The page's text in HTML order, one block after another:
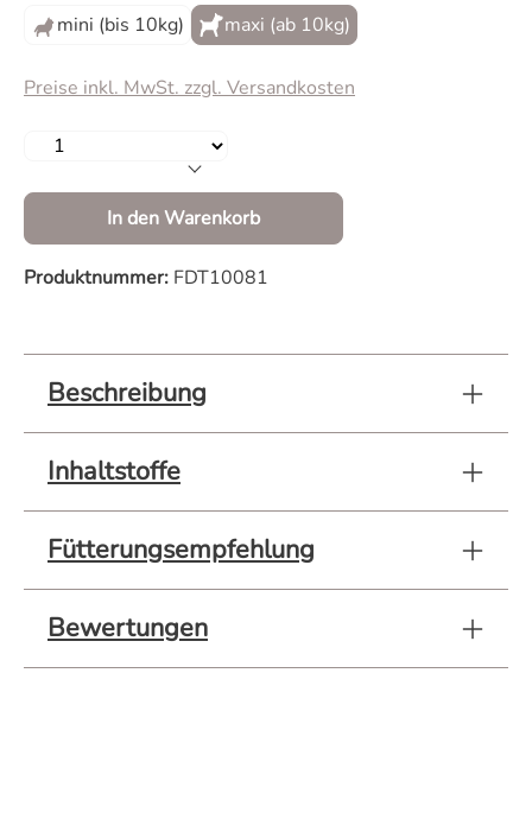
mini (bis 10kg)
maxi (ab 10kg)
Preise inkl. MwSt. zzgl. Versandkosten
Produkt Anzahl: Gib den gewünschten
In den Warenkorb
Produktnummer: FDT10081
Beschreibung
Inhaltstoffe
Fütterungsempfehlung
Bewertungen